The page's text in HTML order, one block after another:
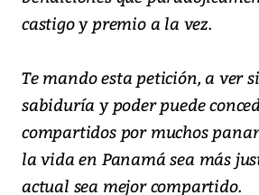
castigo y premio a la vez.
Te mando esta petición, a ver
sabiduría y poder puede
compartidos por muchos
la vida en Panamá sea más
actual sea mejor compartido.